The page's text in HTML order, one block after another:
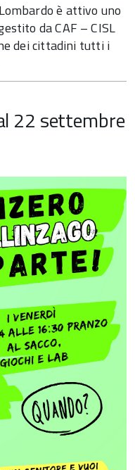
è attivo uno
da CAF – CISL
dei cittadini tutti i
22 settembre